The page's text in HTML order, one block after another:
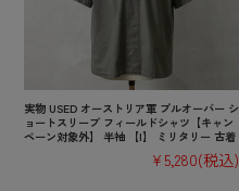
実物 USED オーストリア軍 プルオーバー シ
ョートスリーブ フィールドシャツ【キャン
ペーン対象外】 半袖 【I】 ミリタリー 古着
¥5,280(税込)